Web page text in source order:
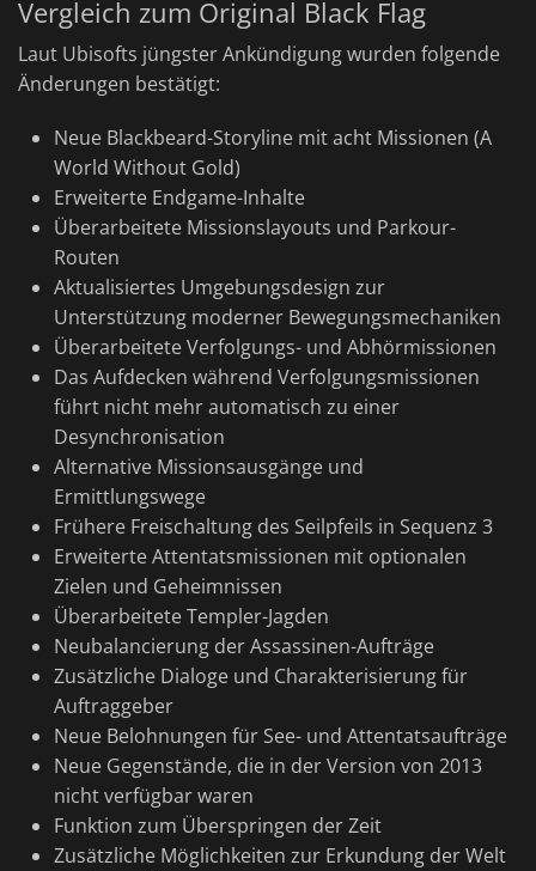
Vergleich zum Original Black Flag
Laut Ubisofts jüngster Ankündigung wurden folgende
Änderungen bestätigt:
Neue Blackbeard-Storyline mit acht Missionen (A
World Without Gold)
Erweiterte Endgame-Inhalte
Überarbeitete Missionslayouts und Parkour-
Routen
Aktualisiertes Umgebungsdesign zur
Unterstützung moderner Bewegungsmechaniken
Überarbeitete Verfolgungs- und Abhörmissionen
Das Aufdecken während Verfolgungsmissionen
führt nicht mehr automatisch zu einer
Desynchronisation
Alternative Missionsausgänge und
Ermittlungswege
Frühere Freischaltung des Seilpfeils in Sequenz 3
Erweiterte Attentatsmissionen mit optionalen
Zielen und Geheimnissen
Überarbeitete Templer-Jagden
Neubalancierung der Assassinen-Aufträge
Zusätzliche Dialoge und Charakterisierung für
Auftraggeber
Neue Belohnungen für See- und Attentatsaufträge
Neue Gegenstände, die in der Version von 2013
nicht verfügbar waren
Funktion zum Überspringen der Zeit
Zusätzliche Möglichkeiten zur Erkundung der Welt